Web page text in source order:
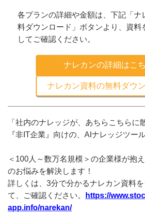
各プランの詳細や金額は、下記「ナ
料ダウンロード」ボタンより、資料
してご確認ください。
ナレカンの詳細はこ
ナレカン資料の無料ダウ
「社内のナレッジが、あちらこちらに
『非IT企業』向けの、AIナレッジツー
＜100人～数万名規模＞の企業様が抱
のお悩みを解決します！
詳しくは、3分で分かるナレカン資料
て、ご確認ください。
https://
app.info/narekan/